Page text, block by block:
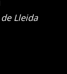
Lleida